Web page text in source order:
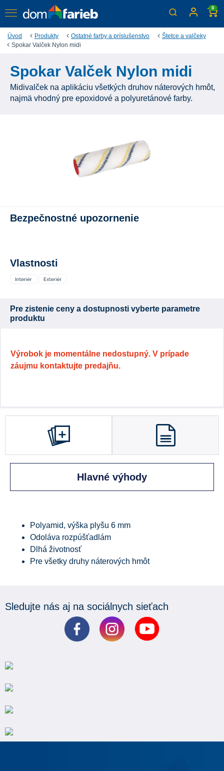
0
Úvod Produkty Ostatné farby a príslušenstvo
Štetce a valčeky
Spokar Valček Nylon midi
Spokar Valček Nylon midi
Midivalček na aplikáciu všetkých druhov náterových hmôt,
najmä vhodný pre epoxidové a polyuretánové farby.
Bezpečnostné upozornenie
Vlastnosti
Pre zistenie ceny a dostupnosti vyberte parametre
produktu
Výrobok je momentálne nedostupný. V prípade
záujmu kontaktujte predajňu.
Hlavné výhody
Polyamid, výška plyšu 6 mm
Odoláva rozpúšťadlám
Dlhá životnosť
Pre všetky druhy náterových hmôt
Sledujte nás aj na sociálnych sieťach